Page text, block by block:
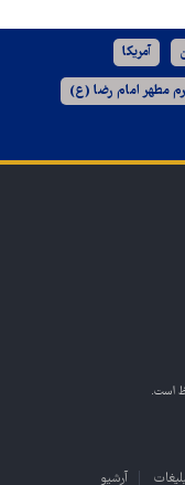
آمریکا
مطهر امام رضا (ع)
است.
آرشیو